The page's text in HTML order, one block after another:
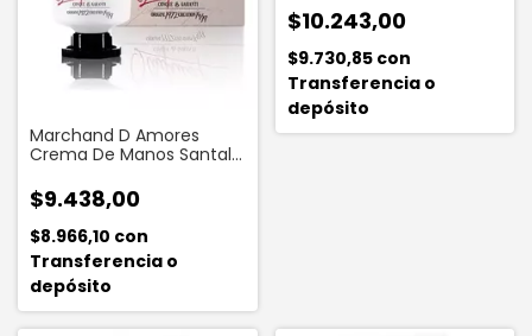
Marchand D Amores
Crema De Manos Santal
$9.438,00
$8.966,10 con
Transferencia o
depósito
$10.243,00
$9.730,85 con
Transferencia o
depósito